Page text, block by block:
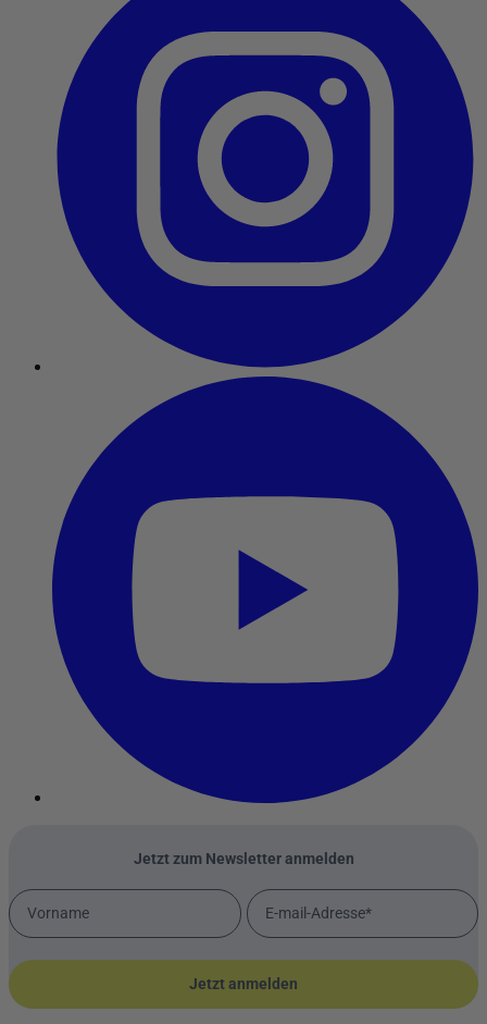
Jetzt zum Newsletter anmelden
Vorname E-mail-Adresse
Jetzt anmelden